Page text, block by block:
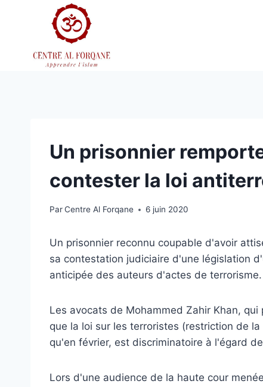
Un prisonnier
contester la loi
ParCentre Al Forqane 6 juin 2020
Un prisonnier reconnu coupable d'avoir
sa contestation judiciaire d'une législation
anticipée des auteurs d'actes de terrorisme.
Les avocats de Mohammed Zahir Khan,
que la loi sur les terroristes (restriction de
qu'en février, est discriminatoire à l'égard
Lors d'une audience de la haute cour